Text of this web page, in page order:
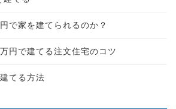
で家を建てられるのか？
円で建てる注文住宅のコツ
てる方法